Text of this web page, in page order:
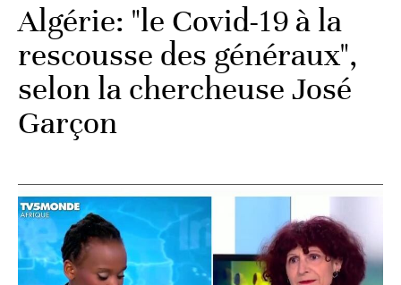
Algérie: "le Covid-19 à la
rescousse des généraux",
selon la chercheuse José
Garçon